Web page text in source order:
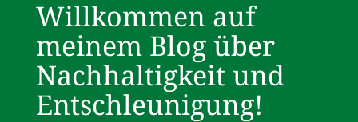
Willkommen auf
meinem Blog über
Nachhaltigkeit und
Entschleunigung!